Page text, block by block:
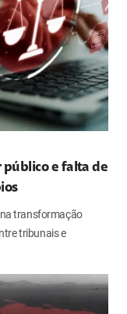
público e falta de
transformação
tribunais e